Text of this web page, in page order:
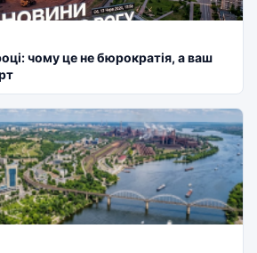
чому це не бюрократія, а ваш